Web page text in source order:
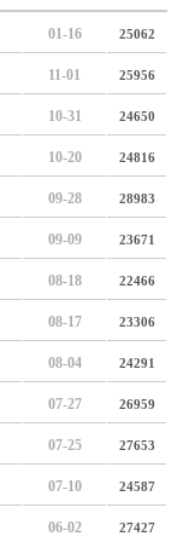
01-16 25062
11-01 25956
10-31 24650
10-20 24816
09-28 28983
09-09 23671
08-18 22466
08-17 23306
08-04 24291
07-27 26959
07-25 27653
07-10 24587
06-02 27427